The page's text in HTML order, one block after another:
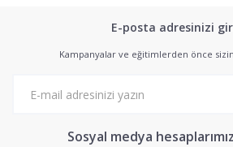
E-posta adresinizi
Kampanyalar ve eğitimlerden önce
Sosyal medya